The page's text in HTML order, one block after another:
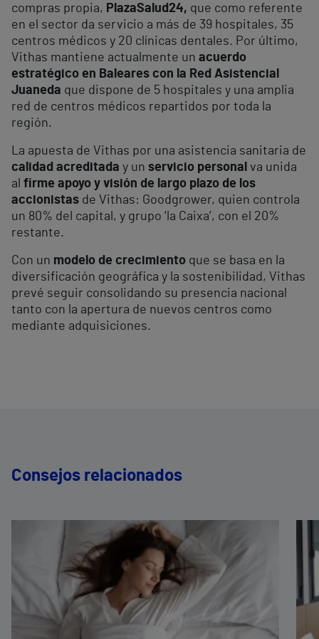
compras propia, PlazaSalud24, que como referente
en el sector da servicio a más de 39 hospitales, 35
centros médicos y 20 clínicas dentales. Por último,
Vithas mantiene actualmente un acuerdo
estratégico en Baleares con la Red Asistencial
Juaneda que dispone de 5 hospitales y una amplia
red de centros médicos repartidos por toda la
región.
La apuesta de Vithas por una asistencia sanitaria de
calidad acreditada y un servicio personal va unida
al firme apoyo y visión de largo plazo de los
accionistas de Vithas: Goodgrower, quien controla
un 80% del capital, y grupo ‘la Caixa’, con el 20%
restante.
Con un modelo de crecimiento que se basa en la
diversificación geográfica y la sostenibilidad, Vithas
prevé seguir consolidando su presencia nacional
tanto con la apertura de nuevos centros como
mediante adquisiciones.
Consejos relacionados